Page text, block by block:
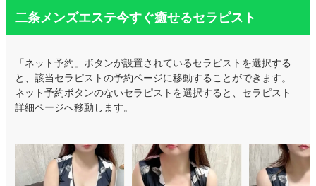
二条メンズエステ今すぐ癒せるセラピスト
「ネット予約」ボタンが設置されているセラピストを選択する
と、該当セラピストの予約ページに移動することができます。
ネット予約ボタンのないセラピストを選択すると、セラピスト
詳細ページへ移動します。